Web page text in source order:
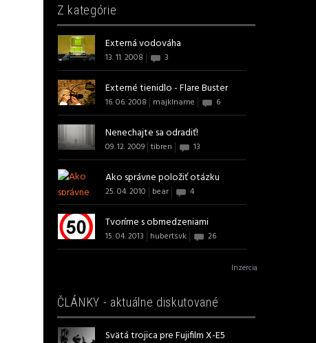
Z kategórie
Externá vodováha
13. 11. 2008 3
Externé tienidlo - Flare Buster
16. 06. 2008 majklname 6
Nenechajte sa odradiť!
09. 12. 2009 tibren 13
Ako správne položiť otázku
25. 04. 2010 bear 4
Tvoríme s obmedzeniami
15. 04. 2013 hubertsvk 26
Inzercia
ČLÁNKY - aktuálne diskutované
Svätá trojica pre Fujifilm X-E5